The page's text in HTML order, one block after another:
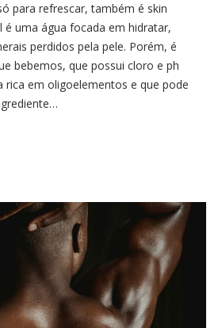
para refrescar, também é skin
uma água focada em hidratar,
perdidos pela pele. Porém, é
bebemos, que possui cloro e ph
rica em oligoelementos e que pode